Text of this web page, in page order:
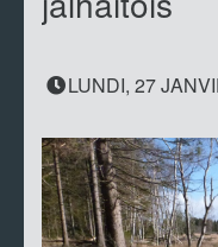
LUNDI, 27